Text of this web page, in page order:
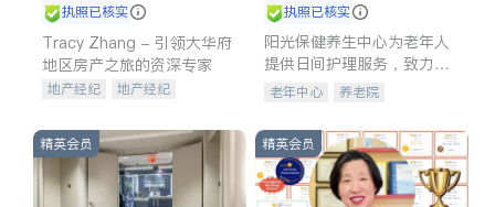
执照已核实
Tracy Zhang - 引领大华府
地区房产之旅的资深专家
地产经纪
地产经纪
商铺租售
开发商建商
执照已核实
阳光保健养生中心为老年人
提供日间护理服务，致力于
通过持续的护理创新来有效
老年中心 养老院
精英会员 精英会员